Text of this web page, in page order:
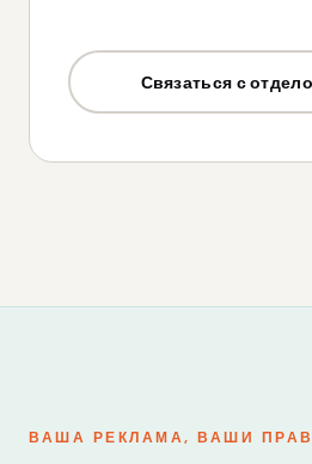
Связаться с
ВАША РЕКЛАМА, ВАШИ